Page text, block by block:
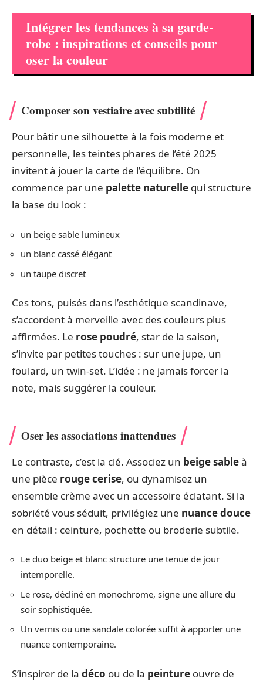
Intégrer les tendances à sa garde-
robe : inspirations et conseils pour
oser la couleur
Composer son vestiaire avec subtilité
Pour bâtir une silhouette à la fois moderne et
personnelle, les teintes phares de l’été 2025
invitent à jouer la carte de l’équilibre. On
commence par une palette naturelle qui structure
la base du look :
un beige sable lumineux
un blanc cassé élégant
un taupe discret
Ces tons, puisés dans l’esthétique scandinave,
s’accordent à merveille avec des couleurs plus
affirmées. Le rose poudré, star de la saison,
s’invite par petites touches : sur une jupe, un
foulard, un twin-set. L’idée : ne jamais forcer la
note, mais suggérer la couleur.
Oser les associations inattendues
Le contraste, c’est la clé. Associez un beige sableà
une pièce rouge cerise, ou dynamisez un
ensemble crème avec un accessoire éclatant. Si la
sobriété vous séduit, privilégiez une nuance douce
en détail : ceinture, pochette ou broderie subtile.
Le duo beige et blanc structure une tenue de jour
intemporelle.
Le rose, décliné en monochrome, signe une allure du
soir sophistiquée.
Un vernis ou une sandale colorée suffit à apporter une
nuance contemporaine.
S’inspirer de la déco ou de la peinture ouvre de